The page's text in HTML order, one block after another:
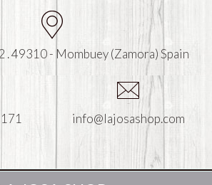
. 49310 - Mombuey (Zamora) Spain
info@lajosashop.com